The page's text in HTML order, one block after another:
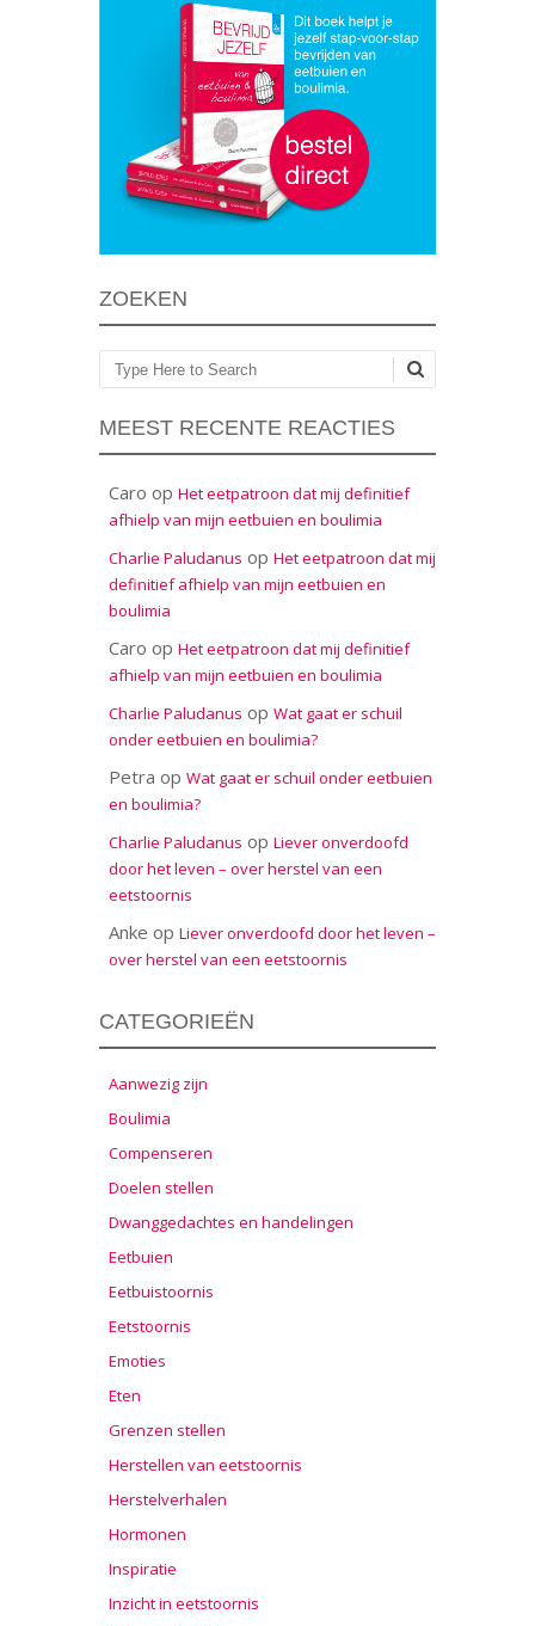
ZOEKEN
Zoeken
MEEST RECENTE REACTIES
Caro op Het eetpatroon dat mij definitief
afhielp van mijn eetbuien en boulimia
Charlie Paludanus op Het eetpatroon dat mij
definitief afhielp van mijn eetbuien en
boulimia
Caro op Het eetpatroon dat mij definitief
afhielp van mijn eetbuien en boulimia
Charlie Paludanus op Wat gaat er schuil
onder eetbuien en boulimia?
Petra op Wat gaat er schuil onder eetbuien
en boulimia?
Charlie Paludanus op Liever onverdoofd
door het leven – over herstel van een
eetstoornis
Anke op Liever onverdoofd door het leven –
over herstel van een eetstoornis
CATEGORIEËN
Aanwezig zijn
Boulimia
Compenseren
Doelen stellen
Dwanggedachtes en handelingen
Eetbuien
Eetbuistoornis
Eetstoornis
Emoties
Eten
Grenzen stellen
Herstellen van eetstoornis
Herstelverhalen
Hormonen
Inspiratie
Inzicht in eetstoornis